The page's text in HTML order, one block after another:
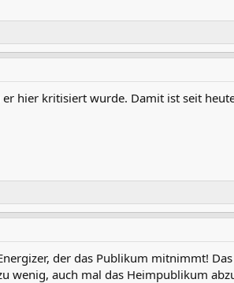
hier kritisiert wurde. Damit ist seit
der das Publikum mitnimmt!
wenig, auch mal das Heimpublikum